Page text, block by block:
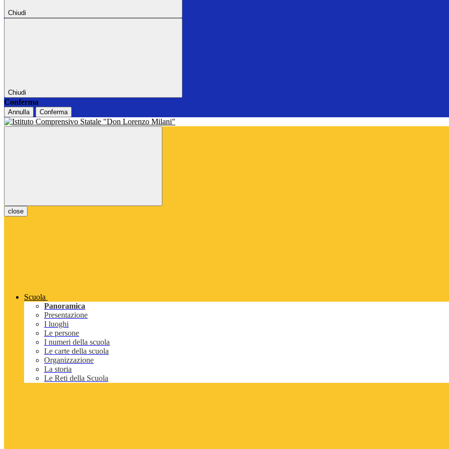
Chiudi
Chiudi
Conferma
Annulla Conferma
close
Scuola
Panoramica
Presentazione
I luoghi
Le persone
I numeri della scuola
Le carte della scuola
Organizzazione
La storia
Le Reti della Scuola